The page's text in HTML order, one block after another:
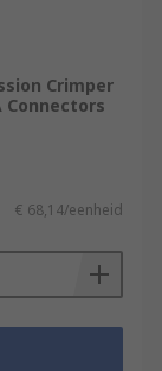
Crimper
Connectors
€ 68,14/eenheid